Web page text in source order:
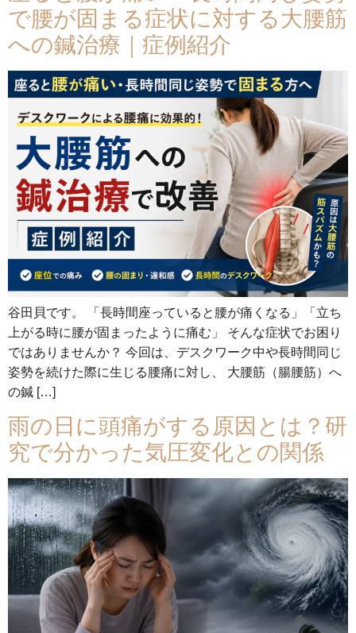
で腰が固まる症状に対する大腰筋
への鍼治療｜症例紹介
谷田貝です。 「長時間座っていると腰が痛くなる」「立ち
上がる時に腰が固まったように痛む」 そんな症状でお困り
ではありませんか？ 今回は、デスクワーク中や長時間同じ
姿勢を続けた際に生じる腰痛に対し、 大腰筋（腸腰筋）へ
の鍼 […]
雨の日に頭痛がする原因とは？研
究で分かった気圧変化との関係